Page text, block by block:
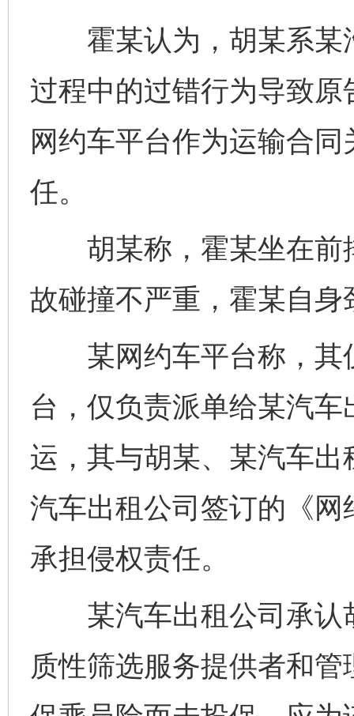
霍某认为，胡某系某
过程中的过错行为导致
网约车平台作为运输合
任。
胡某称，霍某坐在前
故碰撞不严重，霍某自
某网约车平台称，其
台，仅负责派单给某汽
运，其与胡某、某汽车
汽车出租公司签订的《
承担侵权责任。
某汽车出租公司承认
质性筛选服务提供者和